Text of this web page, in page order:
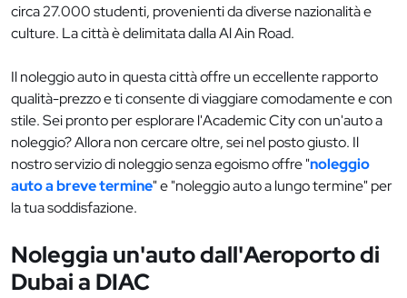
circa 27.000 studenti, provenienti da diverse nazionalità e
culture. La città è delimitata dalla Al Ain Road.
Il noleggio auto in questa città offre un eccellente rapporto
qualità-prezzo e ti consente di viaggiare comodamente e con
stile. Sei pronto per esplorare l'Academic City con un'auto a
noleggio? Allora non cercare oltre, sei nel posto giusto. Il
nostro servizio di noleggio senza egoismo offre "noleggio
auto a breve termine" e "noleggio auto a lungo termine" per
la tua soddisfazione.
Noleggia un'auto dall'Aeroporto di
Dubai a DIAC